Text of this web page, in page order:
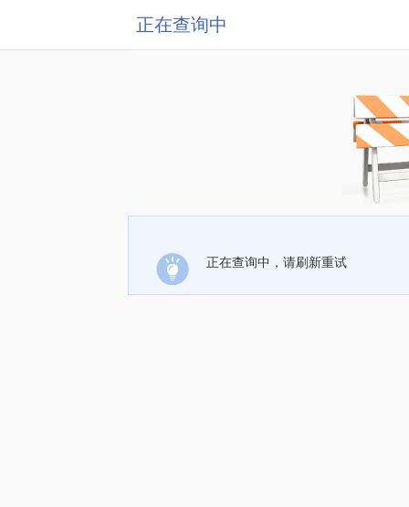
正在查询中
正在查询中，请刷新重试